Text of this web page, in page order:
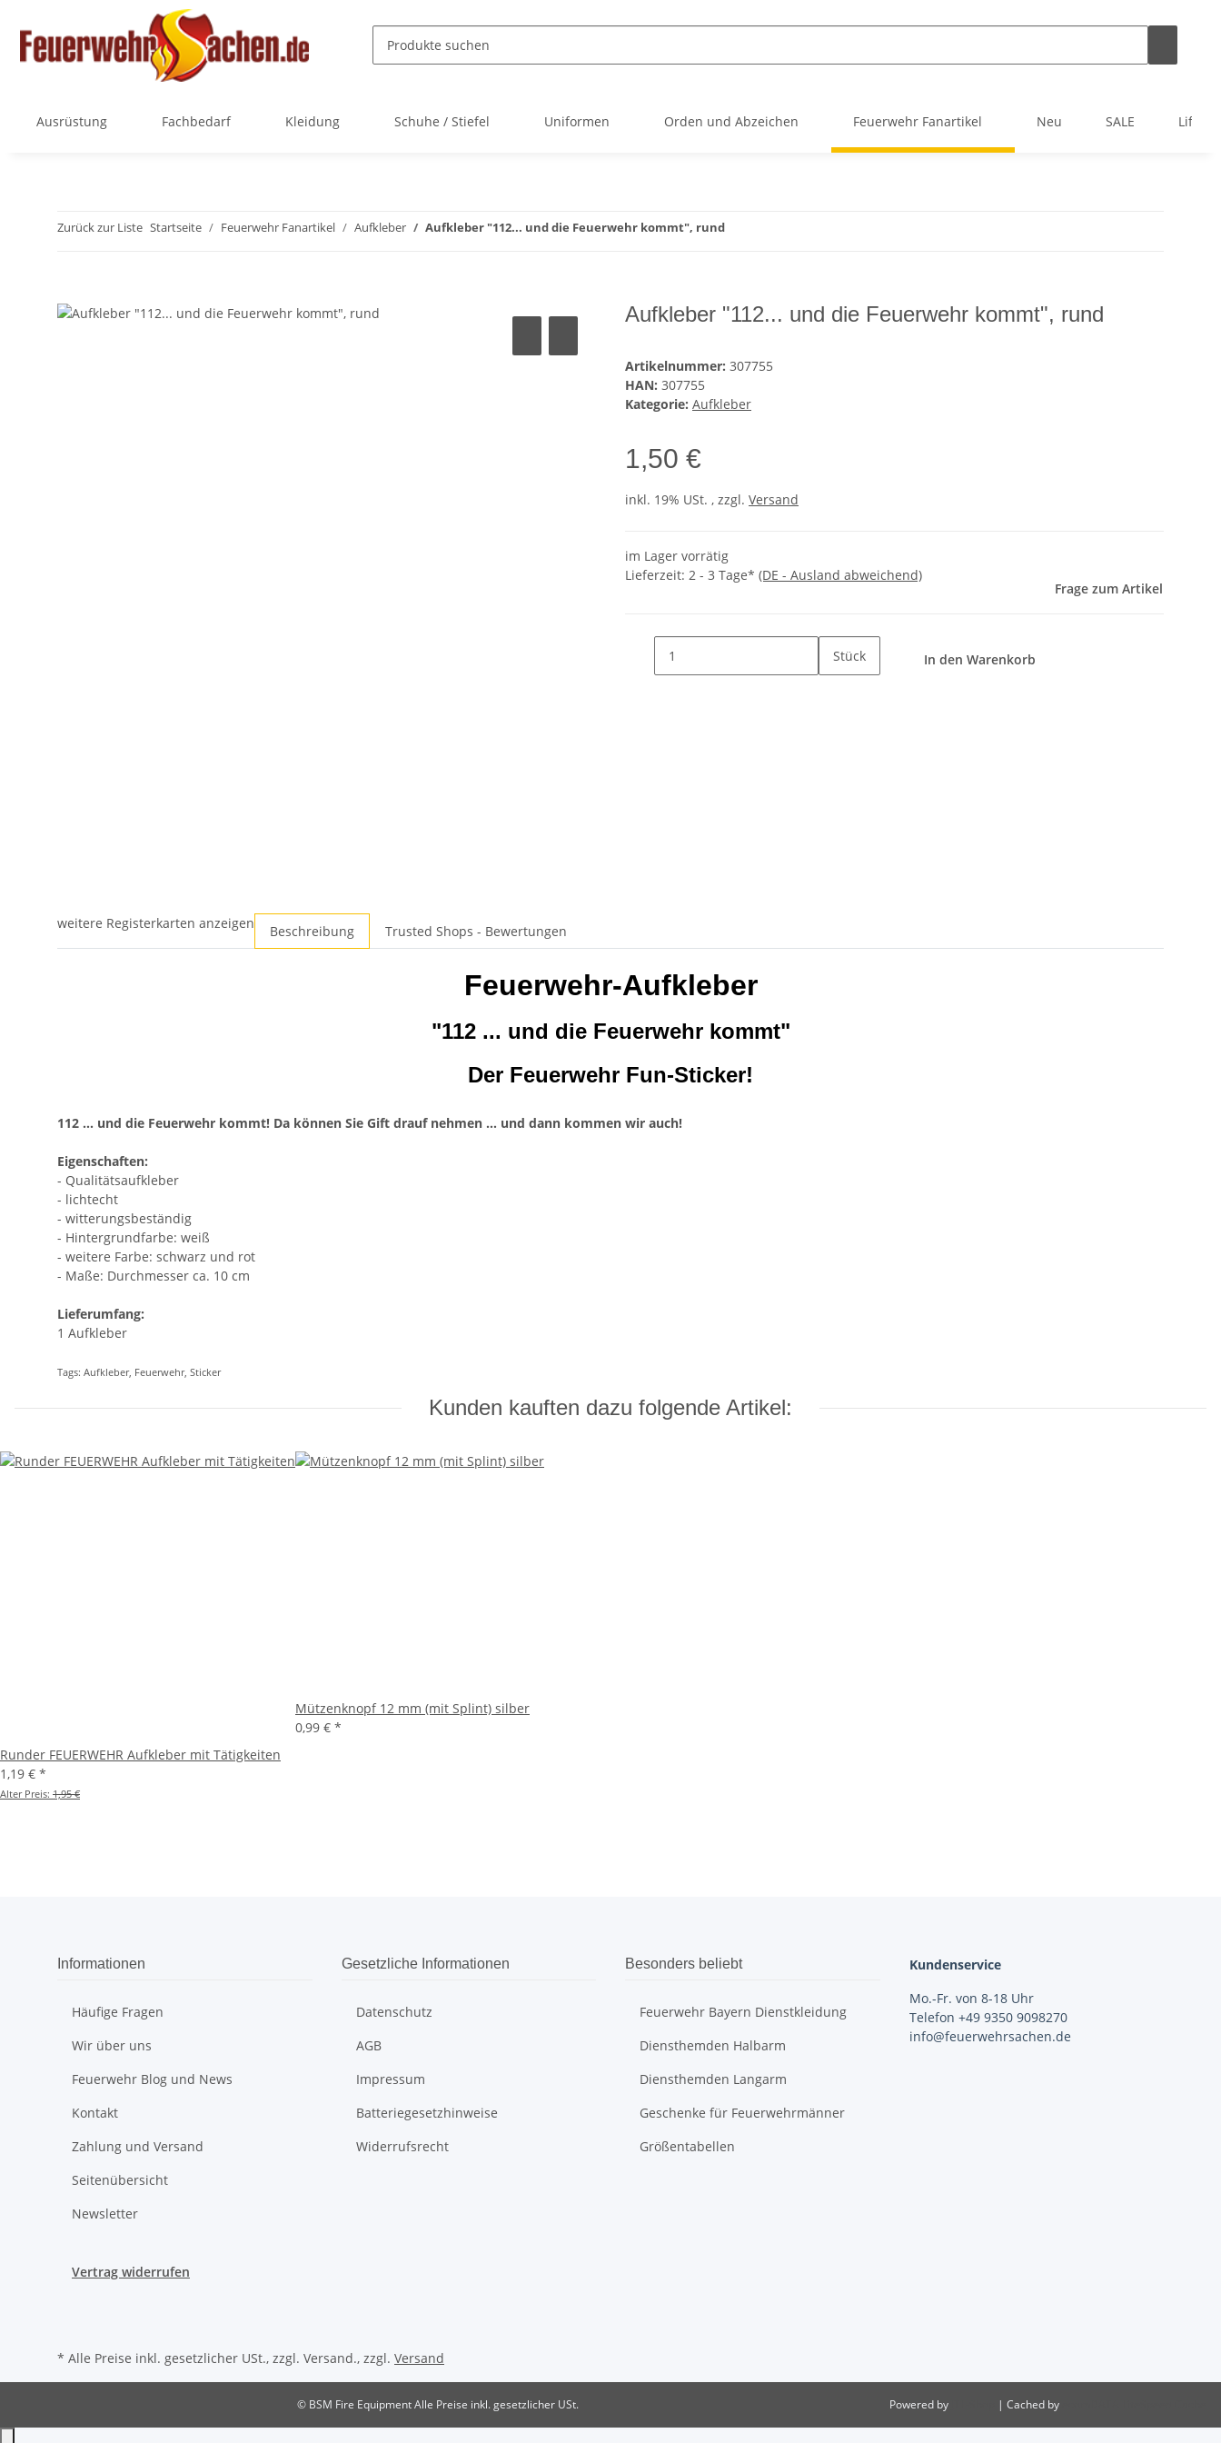
Ausrüstung Fachbedarf Kleidung Schuhe / Stiefel Uniformen Orden und Abzeichen Feuerwehr Fanartikel Neu SALE
Zurück zur Liste Startseite Feuerwehr Fanartikel Aufkleber Aufkleber "112... und die Feuerwehr kommt", rund
Aufkleber "112... und die Feuerwehr kommt", rund
Artikelnummer: 307755
HAN: 307755
Kategorie: Aufkleber
1,50 €
inkl. 19% USt. , zzgl. Versand
im Lager vorrätig
Lieferzeit: 2 - 3 Tage* (DE - Ausland abweichend)
Frage zum Artikel
Stück In den Warenkorb
weitere Registerkarten anzeigen Beschreibung Trusted Shops - Bewertungen
Feuerwehr-Aufkleber
"112 ... und die Feuerwehr kommt"
Der Feuerwehr Fun-Sticker!
112 ... und die Feuerwehr kommt! Da können Sie Gift drauf nehmen ... und dann kommen wir auch!
Eigenschaften:
- Qualitätsaufkleber
- lichtecht
- witterungsbeständig
- Hintergrundfarbe: weiß
- weitere Farbe: schwarz und rot
- Maße: Durchmesser ca. 10 cm
Lieferumfang:
1 Aufkleber
Tags: Aufkleber, Feuerwehr, Sticker
Kunden kauften dazu folgende Artikel:
Runder FEUERWEHR Aufkleber mit Tätigkeiten
1,19 € *
Alter Preis: 1,95 €
Mützenknopf 12 mm (mit Splint) silber
0,99 € *
Informationen
Häufige Fragen
Wir über uns
Feuerwehr Blog und News
Kontakt
Zahlung und Versand
Seitenübersicht
Newsletter
Gesetzliche Informationen
Datenschutz
AGB
Impressum
Batteriegesetzhinweise
Widerrufsrecht
Besonders beliebt
Feuerwehr Bayern Dienstkleidung
Diensthemden Halbarm
Diensthemden Langarm
Geschenke für Feuerwehrmänner
Größentabellen
Kundenservice
Mo.-Fr. von 8-18 Uhr
Telefon +49 9350 9098270
info@feuerwehrsachen.de
Vertrag widerrufen
* Alle Preise inkl. gesetzlicher USt., zzgl. Versand., zzgl. Versand
© BSM Fire Equipment Alle Preise inkl. gesetzlicher USt. Powered by | Cached by